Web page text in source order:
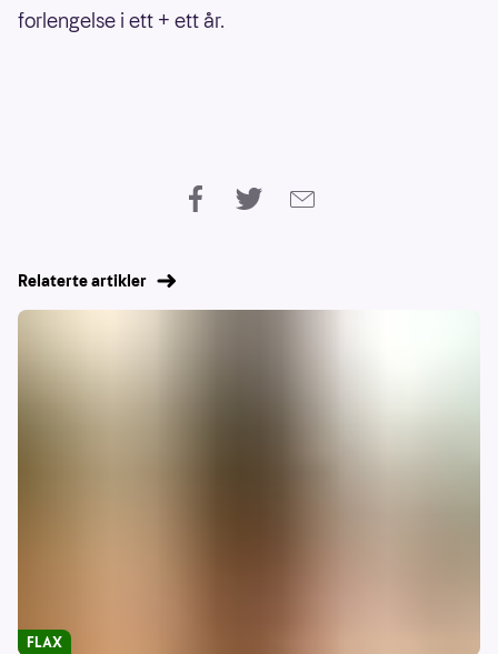
forlengelse i ett + ett år.
Relaterte artikler
FLAX